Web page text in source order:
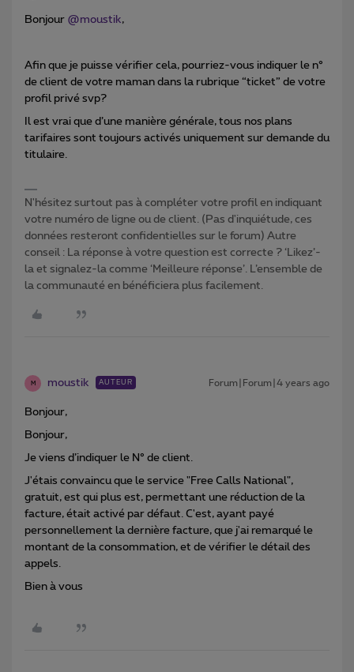
Bonjour @moustik,
Afin que je puisse vérifier cela, pourriez-vous indiquer le n°
de client de votre maman dans la rubrique “ticket” de votre
profil privé svp?
Il est vrai que d’une manière générale, tous nos plans
tarifaires sont toujours activés uniquement sur demande du
titulaire.
N'hésitez surtout pas à compléter votre profil en indiquant
votre numéro de ligne ou de client. (Pas d'inquiétude, ces
données resteront confidentielles sur le forum) Autre
conseil : La réponse à votre question est correcte ? ‘Likez’-
la et signalez-la comme ‘Meilleure réponse’. L’ensemble de
la communauté en bénéficiera plus facilement.
M moustik AUTEUR Forum|Forum|4 years ago
Bonjour,
Bonjour,
Je viens d’indiquer le N° de client.
J'étais convaincu que le service "Free Calls National",
gratuit, est qui plus est, permettant une réduction de la
facture, était activé par défaut. C'est, ayant payé
personnellement la dernière facture, que j'ai remarqué le
montant de la consommation, et de vérifier le détail des
appels.
Bien à vous